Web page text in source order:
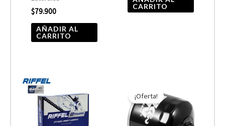
$79.900
AÑADIR AL
CARRITO
CARRITO
¡Oferta!
precio
original
era:
$10.890.
actual
es:
$5.445.